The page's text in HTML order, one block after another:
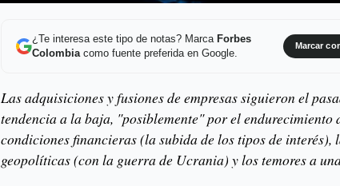
¿Te interesa este tipo de notas? Marca Forbes
Colombiacomo fuente preferida en Google.
Marcar
Las adquisiciones y fusiones de empresas siguieron el
tendencia a la baja, "posiblemente" por el endurecimiento
condiciones financieras (la subida de los tipos de interés),
geopolíticas (con la guerra de Ucrania) y los temores a